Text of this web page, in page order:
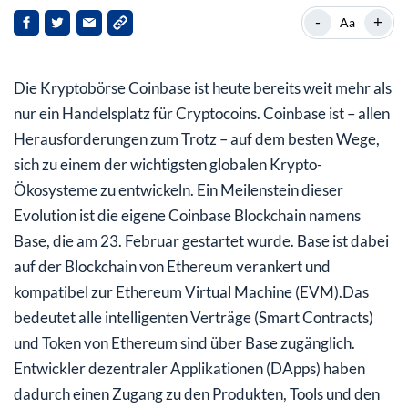
Die Base-Blockchain optimiert das Ethereum-Netzwerk
Starten auch Sie jetzt auf Ihre eigene Blockchain-
Strategie!
- Aa +
Die Kryptobörse Coinbase ist heute bereits weit mehr als
nur ein Handelsplatz für Cryptocoins. Coinbase ist – allen
Herausforderungen zum Trotz – auf dem besten Wege,
sich zu einem der wichtigsten globalen Krypto-
Ökosysteme zu entwickeln. Ein Meilenstein dieser
Evolution ist die eigene Coinbase Blockchain namens
Base, die am 23. Februar gestartet wurde. Base ist dabei
auf der Blockchain von Ethereum verankert und
kompatibel zur Ethereum Virtual Machine (EVM).Das
bedeutet alle intelligenten Verträge (Smart Contracts)
und Token von Ethereum sind über Base zugänglich.
Entwickler dezentraler Applikationen (DApps) haben
dadurch einen Zugang zu den Produkten, Tools und den